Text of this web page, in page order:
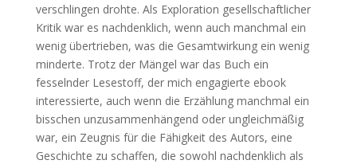
verschlingen drohte. Als Exploration gesellschaftlicher
Kritik war es nachdenklich, wenn auch manchmal ein
wenig übertrieben, was die Gesamtwirkung ein wenig
minderte. Trotz der Mängel war das Buch ein
fesselnder Lesestoff, der mich engagierte ebook
interessierte, auch wenn die Erzählung manchmal ein
bisschen unzusammenhängend oder ungleichmäßig
war, ein Zeugnis für die Fähigkeit des Autors, eine
Geschichte zu schaffen, die sowohl nachdenklich als